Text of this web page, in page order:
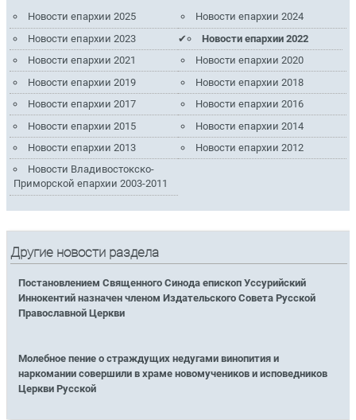
Новости епархии 2025
Новости епархии 2024
Новости епархии 2023
Новости епархии 2022
Новости епархии 2021
Новости епархии 2020
Новости епархии 2019
Новости епархии 2018
Новости епархии 2017
Новости епархии 2016
Новости епархии 2015
Новости епархии 2014
Новости епархии 2013
Новости епархии 2012
Новости Владивостокско-
Приморской епархии 2003-2011
Другие новости раздела
Постановлением Священного Синода епископ Уссурийский
Иннокентий назначен членом Издательского Совета Русской
Православной Церкви
Молебное пение о страждущих недугами винопития и
наркомании совершили в храме новомучеников и исповедников
Церкви Русской